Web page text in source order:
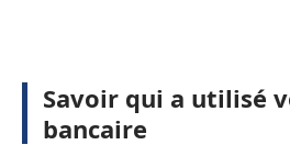
Savoir qui a utilisé
bancaire